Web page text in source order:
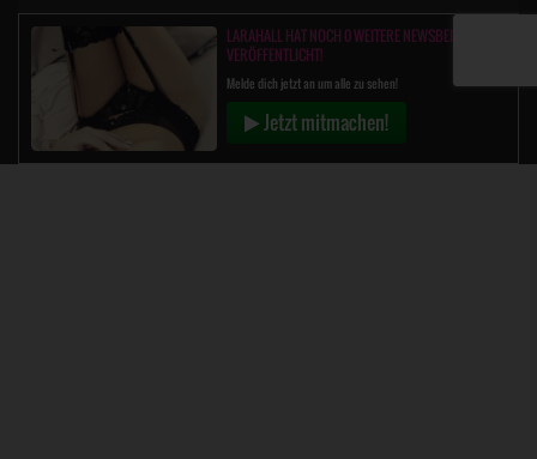
LARAHALL HAT NOCH 0 WEITERE NEWSBEITRÄGE
VERÖFFENTLICHT!
Melde dich jetzt an um alle zu sehen!
Jetzt mitmachen!